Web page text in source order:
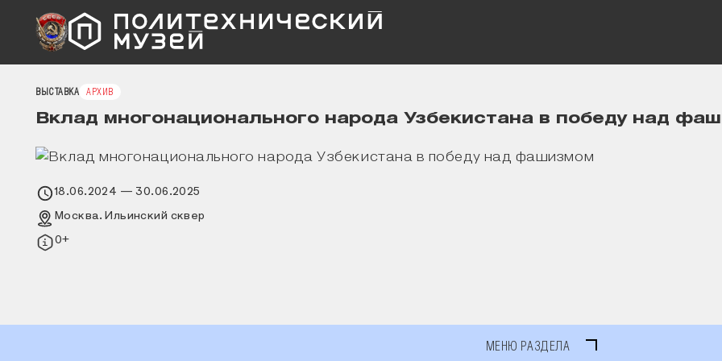
ВЫСТАВКА АРХИВ
Вклад многонационального народа Узбекистана в победу над
18.06.2024 — 30.06.2025
Москва. Ильинский сквер
0+
МЕНЮ РАЗДЕЛА